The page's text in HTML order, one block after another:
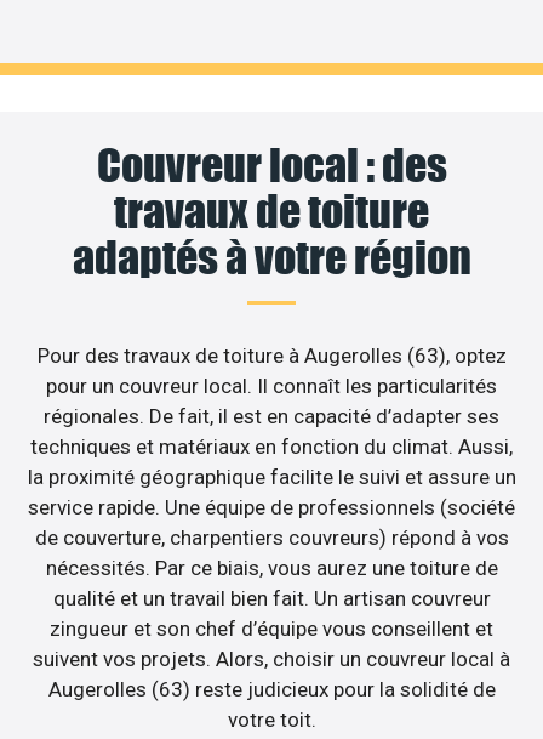
Couvreur local : des
travaux de toiture
adaptés à votre région
Pour des travaux de toiture à Augerolles (63), optez
pour un couvreur local. Il connaît les particularités
régionales. De fait, il est en capacité d’adapter ses
techniques et matériaux en fonction du climat. Aussi,
la proximité géographique facilite le suivi et assure un
service rapide. Une équipe de professionnels (société
de couverture, charpentiers couvreurs) répond à vos
nécessités. Par ce biais, vous aurez une toiture de
qualité et un travail bien fait. Un artisan couvreur
zingueur et son chef d’équipe vous conseillent et
suivent vos projets. Alors, choisir un couvreur local à
Augerolles (63) reste judicieux pour la solidité de
votre toit.